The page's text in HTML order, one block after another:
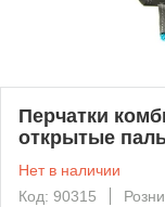
Перчатки
открытые
Нет в наличии
Код: 90315